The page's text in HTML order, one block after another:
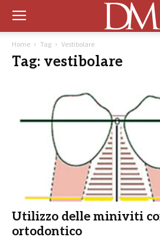
Home Tag Vestibolare
Tag: vestibolare
Utilizzo delle miniviti
ortodontico